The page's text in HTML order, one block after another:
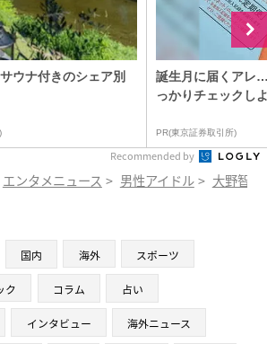
ウナ付きのシェア別
誕生月に届くアレ
っかりチェックし
PR(東京証券取引所)
Recommended by
エンタメニュース > 男性アイドル > 大野智
国内 海外 スポーツ
ク コラム 占い
インタビュー 海外ニュース